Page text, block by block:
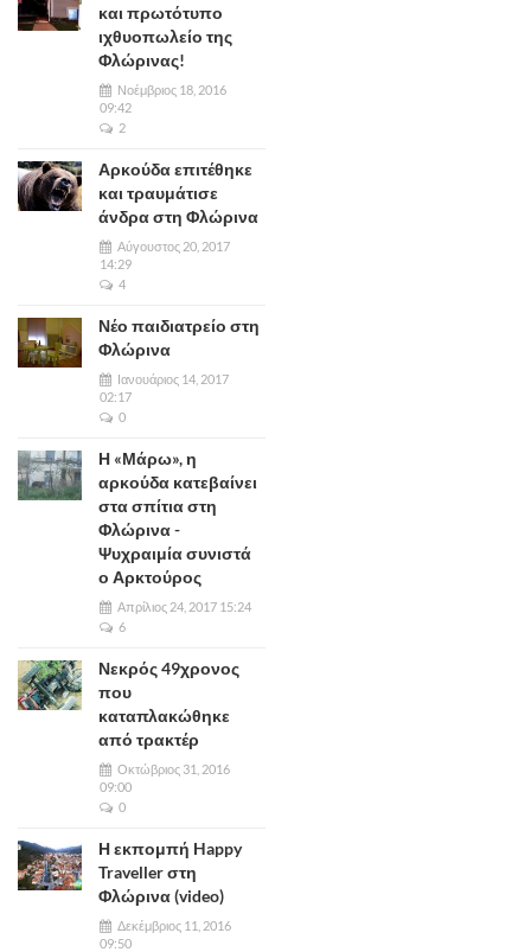
και πρωτότυπο
ιχθυοπωλείο της
Φλώρινας!
Νοέμβριος 18, 2016
09:42
2
Αρκούδα επιτέθηκε
και τραυμάτισε
άνδρα στη Φλώρινα
Αύγουστος 20, 2017
14:29
4
Νέο παιδιατρείο στη
Φλώρινα
Ιανουάριος 14, 2017
02:17
0
Η «Μάρω», η
αρκούδα κατεβαίνει
στα σπίτια στη
Φλώρινα -
Ψυχραιμία συνιστά
ο Αρκτούρος
Απρίλιος 24, 2017 15:24
6
Νεκρός 49χρονος
που
καταπλακώθηκε
από τρακτέρ
Οκτώβριος 31, 2016
09:00
0
Η εκπομπή Happy
Traveller στη
Φλώρινα (video)
Δεκέμβριος 11, 2016
09:50